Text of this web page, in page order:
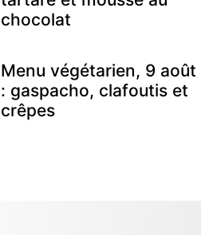
chocolat
Menu végétarien, 9 août
: gaspacho, clafoutis et
crêpes